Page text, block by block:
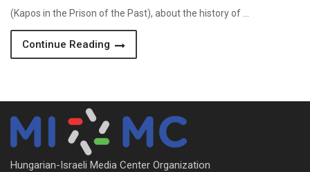
(Kapos in the Prison of the Past), about the history of …
Continue Reading
Hungarian-Israeli Media Center Organization